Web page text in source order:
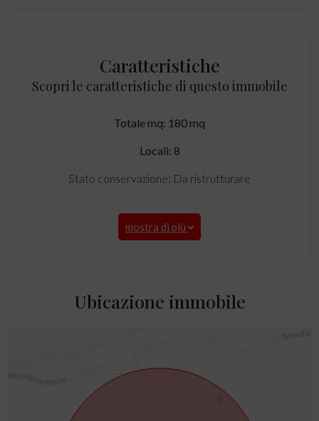
Caratteristiche
Scopri le caratteristiche di questo immobile
Totale mq: 180 mq
Locali: 8
Stato conservazione: Da ristrutturare
mostra di più
Ubicazione immobile